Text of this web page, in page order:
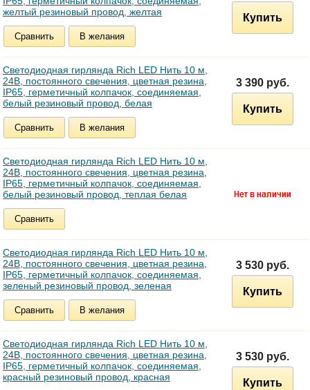
желтый резиновый провод, желтая
Сравнить В желания
Купить
Светодиодная гирлянда Rich LED Нить 10 м,
24В, постоянного свечения, цветная резина,
IP65, герметичный колпачок, соединяемая,
белый резиновый провод, белая
Сравнить В желания
3 390 руб.
Купить
Светодиодная гирлянда Rich LED Нить 10 м,
24В, постоянного свечения, цветная резина,
IP65, герметичный колпачок, соединяемая,
белый резиновый провод, теплая белая
Сравнить
Светодиодная гирлянда Rich LED Нить 10 м,
24В, постоянного свечения, цветная резина,
IP65, герметичный колпачок, соединяемая,
зеленый резиновый провод, зеленая
Сравнить В желания
3 530 руб.
Купить
Светодиодная гирлянда Rich LED Нить 10 м,
24В, постоянного свечения, цветная резина,
IP65, герметичный колпачок, соединяемая,
красный резиновый провод, красная
3 530 руб.
Купить